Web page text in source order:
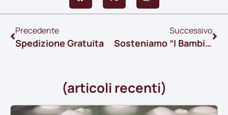
Precedente
Spedizione Gratuita
Successivo
Sosteniamo “I Bambini Delle Fate”
(articoli recenti)